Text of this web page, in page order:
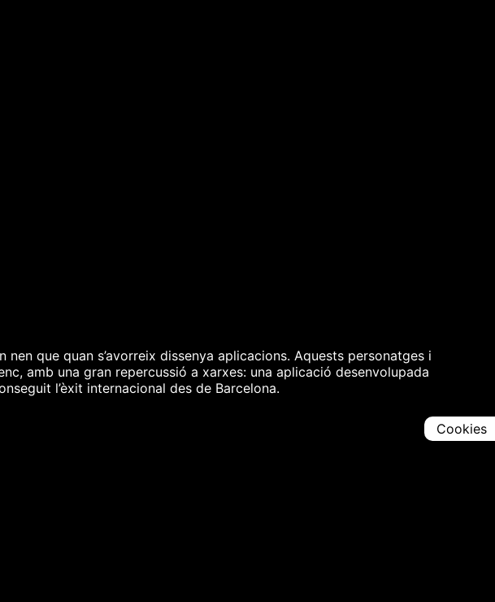
que quan s’avorreix dissenya aplicacions. Aquests personatges i
amb una gran repercussió a xarxes: una aplicació desenvolupada
l’èxit internacional des de Barcelona.
Cookies